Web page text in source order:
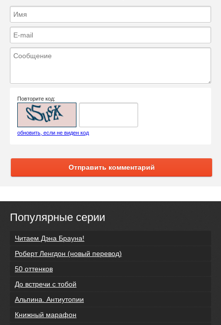
Повторите код:
обновить, если не виден код
Отправить комментарий
Популярные серии
Читаем Дэна Брауна!
Роберт Ленгдон (новый перевод)
50 оттенков
До встречи с тобой
Альпина. Антиутопии
Книжный марафон